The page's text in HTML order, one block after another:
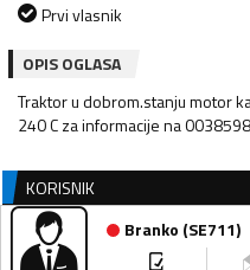
Prvi vlasnik
OPIS OGLASA
Traktor u dobrom.stanju motor
240 C za informacije na
KORISNIK
Branko (SE711)